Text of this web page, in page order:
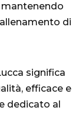
di
significa
efficace e
dedicato al